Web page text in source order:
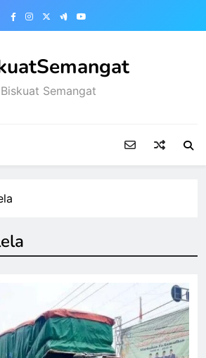
Biskuat Semangat